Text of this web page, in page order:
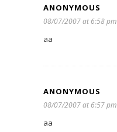
ANONYMOUS
08/07/2007 at 6:58 pm
aa
ANONYMOUS
08/07/2007 at 6:57 pm
aa